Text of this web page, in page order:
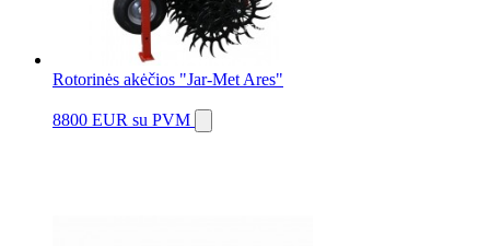
Rotorinės akėčios "Jar-Met Ares"
8800 EUR su PVM